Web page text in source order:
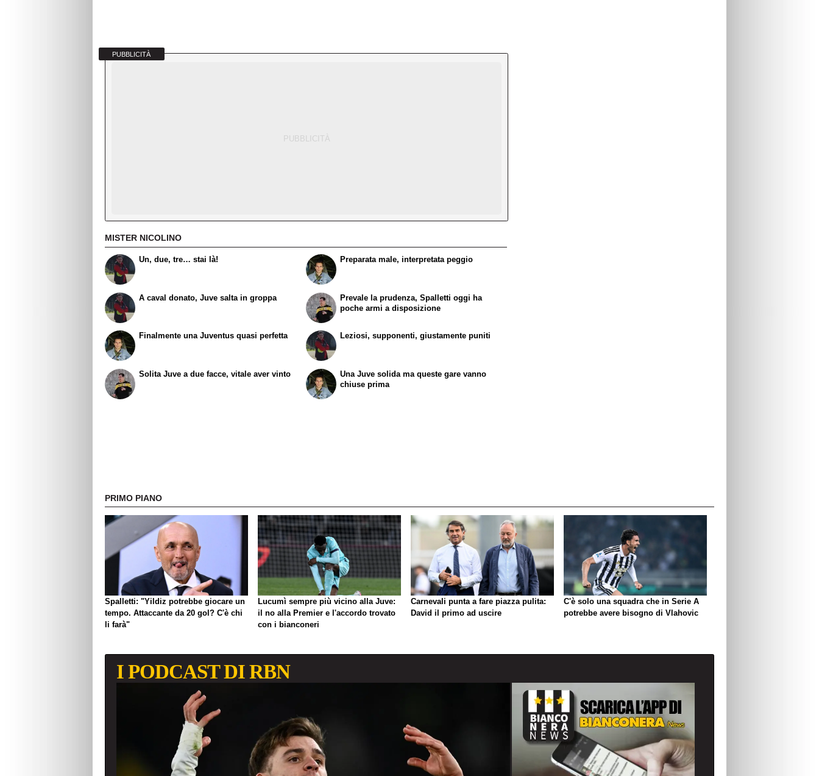
PUBBLICITÀ
MISTER NICOLINO
Un, due, tre… stai là!
A caval donato, Juve salta in groppa
Preparata male, interpretata peggio
Prevale la prudenza, Spalletti oggi ha
poche armi a disposizione
Finalmente una Juventus quasi perfetta
Solita Juve a due facce, vitale aver vinto
Leziosi, supponenti, giustamente puniti
Una Juve solida ma queste gare vanno
chiuse prima
PRIMO PIANO
Spalletti: "Yildiz potrebbe giocare un
tempo. Attaccante da 20 gol? C'è chi
li farà"
Lucumì sempre più vicino alla Juve:
il no alla Premier e l'accordo trovato
con i bianconeri
Carnevali punta a fare piazza pulita:
David il primo ad uscire
C'è solo una squadra che in Serie A
potrebbe avere bisogno di Vlahovic
I PODCAST DI RBN